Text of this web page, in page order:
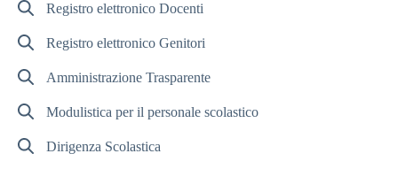
Registro elettronico Docenti
Registro elettronico Genitori
Amministrazione Trasparente
Modulistica per il personale scolastico
Dirigenza Scolastica